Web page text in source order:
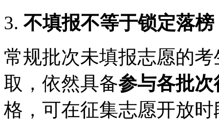
3. 不填报不等于锁定落
常规批次未填报志愿的
取，依然具备参与各批
格，可在征集志愿开放